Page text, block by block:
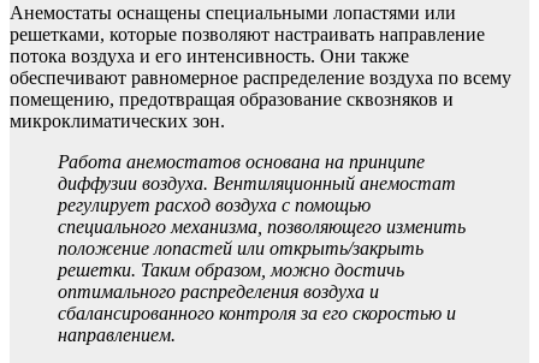
Анемостаты оснащены специальными лопастями или
решетками, которые позволяют настраивать направление
потока воздуха и его интенсивность. Они также
обеспечивают равномерное распределение воздуха по всему
помещению, предотвращая образование сквозняков и
микроклиматических зон.
Работа анемостатов основана на принципе
диффузии воздуха. Вентиляционный анемостат
регулирует расход воздуха с помощью
специального механизма, позволяющего изменить
положение лопастей или открыть/закрыть
решетки. Таким образом, можно достичь
оптимального распределения воздуха и
сбалансированного контроля за его скоростью и
направлением.